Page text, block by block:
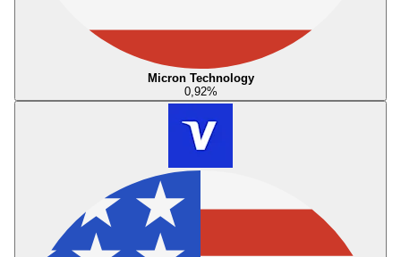
Micron Technology
0,92%